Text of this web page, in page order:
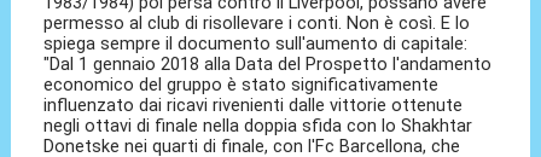
permesso al club di risollevare i conti. Non è così. E lo
spiega sempre il documento sull'aumento di capitale:
"Dal 1 gennaio 2018 alla Data del Prospetto l'andamento
economico del gruppo è stato significativamente
influenzato dai ricavi rivenienti dalle vittorie ottenute
negli ottavi di finale nella doppia sfida con lo Shakhtar
Donetske nei quarti di finale, con l'Fc Barcellona, che